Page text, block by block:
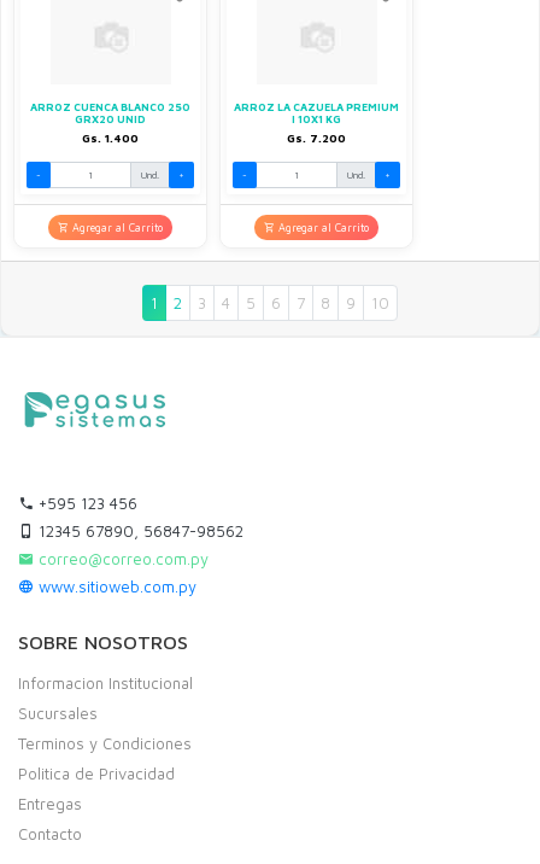
ARROZ CUENCA BLANCO 250
GRX20 UNID
Gs. 1.400
- Und. +
Agregar al Carrito
ARROZ LA CAZUELA PREMIUM
I 10X1 KG
Gs. 7.200
- Und. +
Agregar al Carrito
1 2 3 4 5 6 7 8 9 10
+595 123 456
12345 67890, 56847-98562
correo@correo.com.py
www.sitioweb.com.py
SOBRE NOSOTROS
Informacion Institucional
Sucursales
Terminos y Condiciones
Politica de Privacidad
Entregas
Contacto